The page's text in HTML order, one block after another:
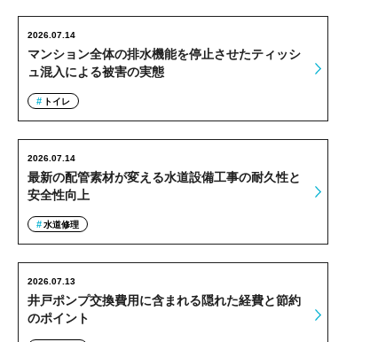
マンション全体の排水機能を停止させたティッシ
ュ混入による被害の実態
2026.07.14
トイレ
最新の配管素材が変える水道設備工事の耐久性と
安全性向上
2026.07.14
水道修理
井戸ポンプ交換費用に含まれる隠れた経費と節約
のポイント
2026.07.13